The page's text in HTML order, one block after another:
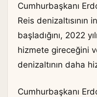
Cumhurbaşkanı
Reis denizaltısının
başladığını, 2022
hizmete gireceğini
denizaltının daha
Cumhurbaşkanı